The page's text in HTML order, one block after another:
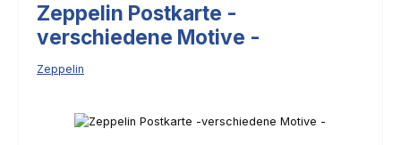
Zeppelin Postkarte -
verschiedene Motive -
Zeppelin
Bildergalerie überspringen